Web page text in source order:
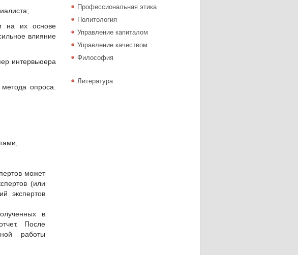
на их основе
влияние
интервьюера
опроса.
может
(или
экспертов
в
После
работы
Профессиональная этика
Политология
Управление капиталом
Управление качеством
Философия
Литература